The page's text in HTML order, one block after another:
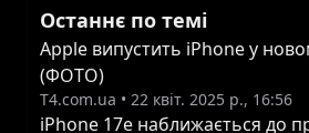
точна дата не підтверджена. Автор витоку
також припустив, що iPhone
змагатися за частку ринку з
середнього класу від
Останнє по темі
Apple випустить iPhone у
(ФОТО)
T4.com.ua • 22 квіт. 2025 р., 16:56
iPhone 17e наближається до